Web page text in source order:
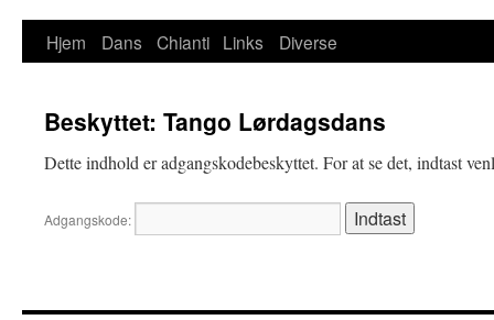
Hop
indhold
Hjem Dans Chianti Links Diverse
Beskyttet: Tango Lørdagsdans
Dette indhold er adgangskodebeskyttet. For at se det, indtast
Adgangskode: